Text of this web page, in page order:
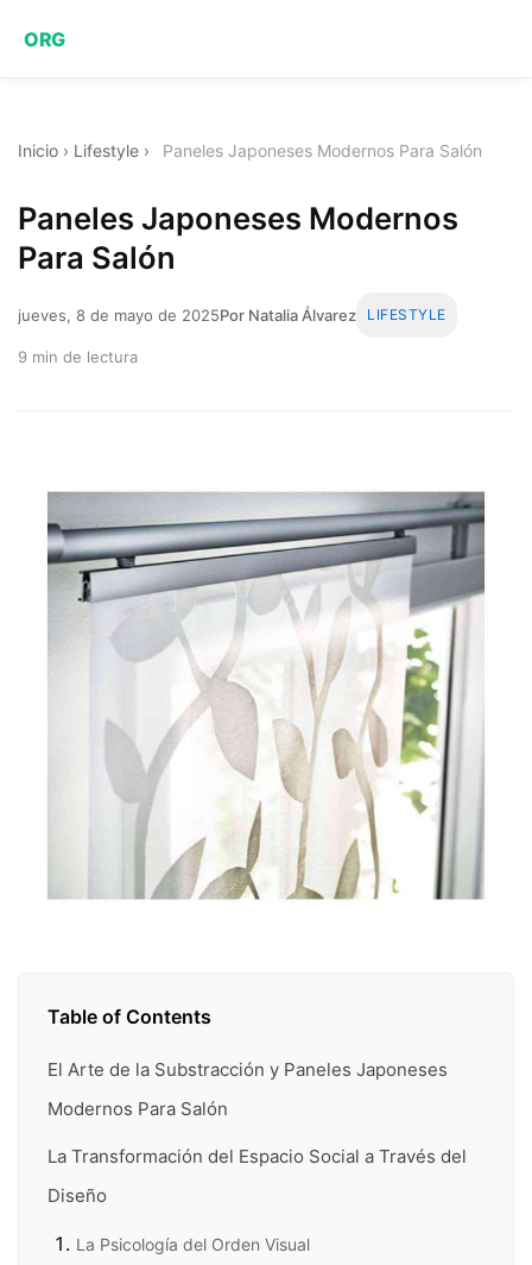
ORG
Inicio › Lifestyle › Paneles Japoneses Modernos Para Salón
Paneles Japoneses Modernos
Para Salón
jueves, 8 de mayo de 2025Por Natalia Álvarez LIFESTYLE
9 min de lectura
Table of Contents
El Arte de la Substracción y Paneles Japoneses
Modernos Para Salón
La Transformación del Espacio Social a Través del
Diseño
La Psicología del Orden Visual